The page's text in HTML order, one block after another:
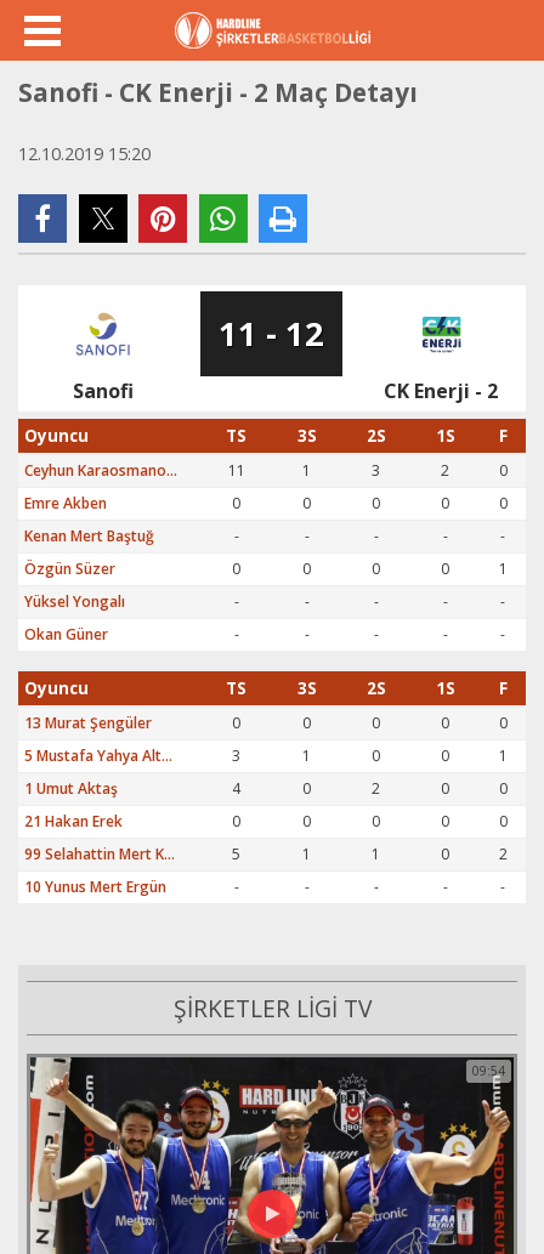
Sanofi - CK Enerji - 2 Maç Detayı
12.10.2019 15:20
Sanofi
11 - 12
CK Enerji - 2
Oyuncu TS 3S 2S 1S F
Ceyhun Karaosmanoğlu 11 1 3 2
0
Emre Akben
0 0 0 0
0
Kenan Mert Baştuğ
- - - -
-
Özgün Süzer
0 0 0 0
1
Yüksel Yongalı
- - - -
-
Okan Güner
- - - - -
Oyuncu TS 3S 2S 1S F
13 Murat Şengüler 0 0 0 0
0
5 Mustafa Yahya Altan
3 1 0 0
1
1 Umut Aktaş
4 0 2 0
0
21 Hakan Erek
0 0 0 0
0
99 Selahattin Mert Kuşkaya
5 1 1 0
2
10 Yunus Mert Ergün
- - - - -
ŞİRKETLER LİGİ TV
09:54